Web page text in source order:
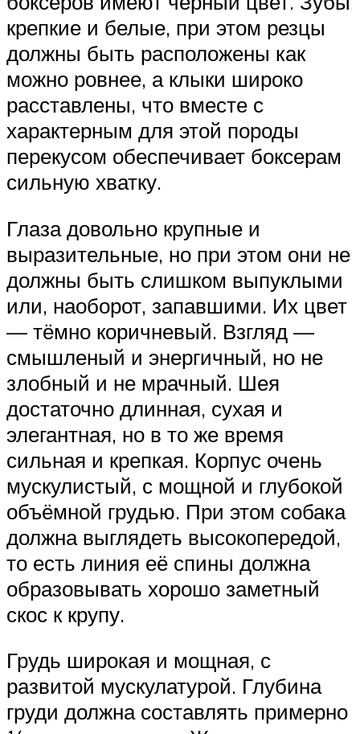
крепкие и белые, при этом резцы
должны быть расположены как
можно ровнее, а клыки широко
расставлены, что вместе с
характерным для этой породы
перекусом обеспечивает боксерам
сильную хватку.
Глаза довольно крупные и
выразительные, но при этом они не
должны быть слишком выпуклыми
или, наоборот, запавшими. Их цвет
— тёмно коричневый. Взгляд —
смышленый и энергичный, но не
злобный и не мрачный. Шея
достаточно длинная, сухая и
элегантная, но в то же время
сильная и крепкая. Корпус очень
мускулистый, с мощной и глубокой
объёмной грудью. При этом собака
должна выглядеть высокопередой,
то есть линия её спины должна
образовывать хорошо заметный
скос к крупу.
Грудь широкая и мощная, с
развитой мускулатурой. Глубина
груди должна составлять примерно